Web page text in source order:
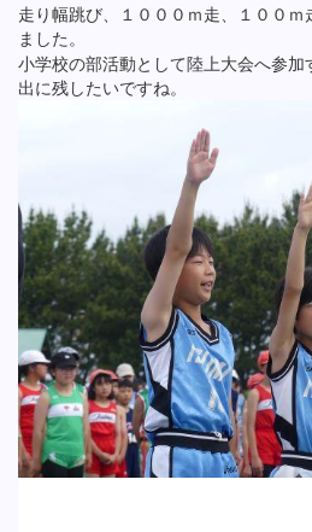
走り幅跳び、１０００ｍ走、１００ｍ
ました。
小学校の部活動として陸上大会へ参
出に残したいですね。